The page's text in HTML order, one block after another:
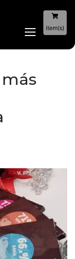
item(s)